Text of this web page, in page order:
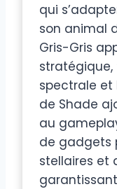
qui
son animal
Gris-Gris
spectrale
de Shade
au
de gadgets
stellaires et